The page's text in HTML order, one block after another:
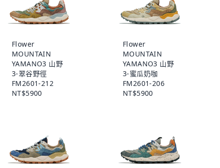
Flower
MOUNTAIN
YAMANO3 山野
3-翠谷野徑
FM2601-212
NT$5900
Flower
MOUNTAIN
YAMANO3 山野
3-蜜瓜奶咖
FM2601-206
NT$5900